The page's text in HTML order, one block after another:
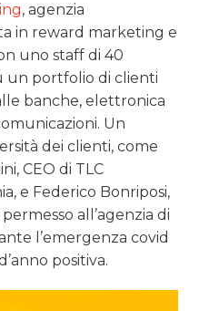
, agenzia
in reward marketing e
uno staff di 40
un portfolio di clienti
banche, elettronica
Un
dei clienti, come
CEO di TLC
e Federico Bonriposi,
all’agenzia di
l’emergenza covid
positiva.